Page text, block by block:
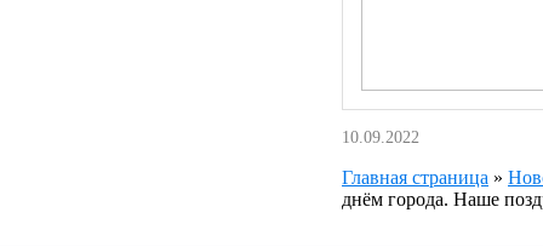
10.09.2022
Главная страница »
днём города. Наше